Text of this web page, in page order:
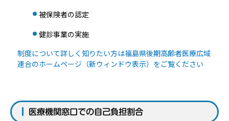
被保険者の認定
健診事業の実施
制度について詳しく知りたい方は福島県後期高齢者医療広域
連合のホームページ（新ウィンドウ表示）をご覧ください
医療機関窓口での自己負担割合